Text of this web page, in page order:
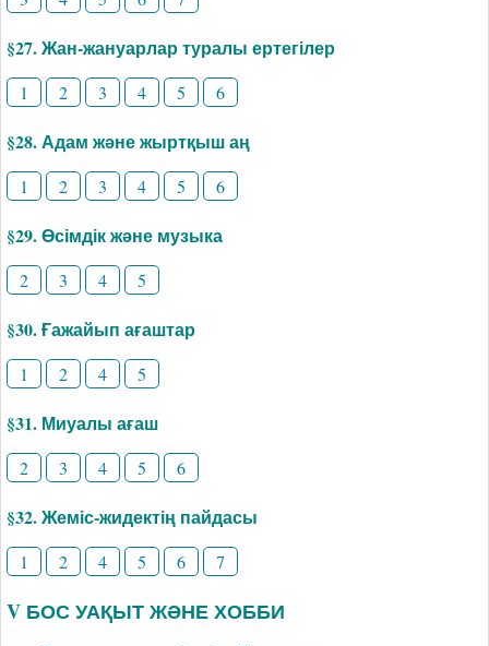
§27. Жан-жануарлар туралы ертегілер
1 2 3 4 5 6
§28. Адам және жыртқыш аң
1 2 3 4 5 6
§29. Өсімдік және музыка
2 3 4 5
§30. Ғажайып ағаштар
1 2 4 5
§31. Миуалы ағаш
2 3 4 5 6
§32. Жеміс-жидектің пайдасы
1 2 4 5 6 7
V БОС УАҚЫТ ЖӘНЕ ХОББИ